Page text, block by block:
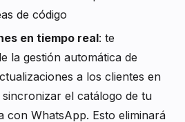
de código
en tiempo real: te
la gestión automática de
a los clientes en
el catálogo de tu
con WhatsApp. Esto eliminará